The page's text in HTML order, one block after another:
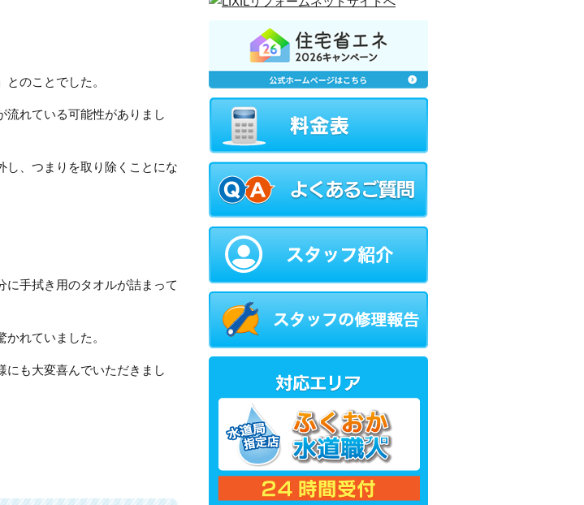
のことでした。
流れている可能性がありまし
し、つまりを取り除くことにな
に手拭き用のタオルが詰まって
れていました。
にも大変喜んでいただきまし